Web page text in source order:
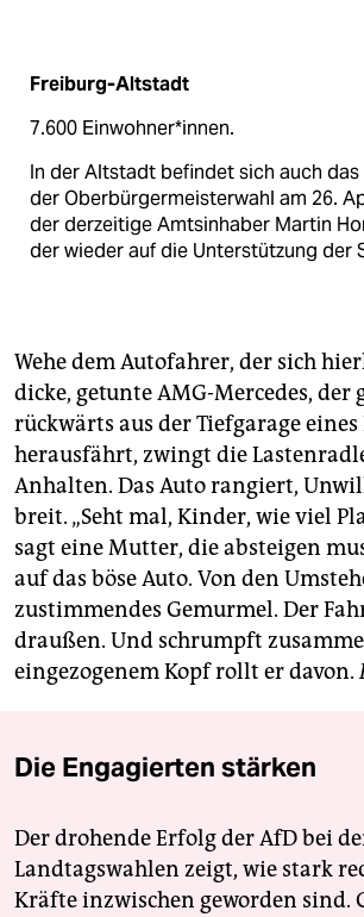
Freiburg-Altstadt
7.600 Ein­wohner*innen.
In der Altstadt befindet sich auch das
der Oberbürgermeisterwahl am 26.
der derzeitige Amtsinhaber Martin
der wieder auf die Unterstützung der
Wehe dem Autofahrer, der sich
dicke, getunte AMG-Mercedes, der
rückwärts aus der Tiefgarage eines
herausfährt, zwingt die
Anhalten. Das Auto rangiert,
breit. „Seht mal, Kinder, wie viel
sagt eine Mutter, die absteigen
auf das böse Auto. Von den
zustimmendes Gemurmel. Der
draußen. Und schrumpft
eingezogenem Kopf rollt er davon.
Die Engagierten stärken
Der drohende Erfolg der AfD bei
Landtagswahlen zeigt, wie stark
Kräfte inzwischen geworden sind.